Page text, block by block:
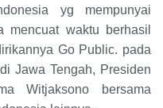
yg mempunyai
mencuat waktu berhasil
Go Public. pada
Jawa Tengah, Presiden
Witjaksono bersama